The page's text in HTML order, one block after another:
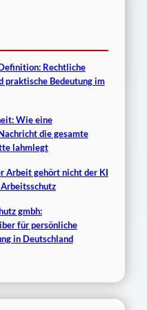
Rechtliche
praktische Bedeutung im
Wie eine
die gesamte
lahmlegt
Arbeit gehört nicht der KI
gmbh:
für persönliche
in Deutschland